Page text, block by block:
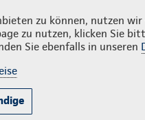
zu können, nutzen
zu nutzen, klicken Sie
Sie ebenfalls in unseren
Rechner